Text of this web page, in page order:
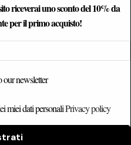
riceverai uno sconto del 10% da
per il primo acquisto!
our newsletter
miei dati personaliPrivacy policy